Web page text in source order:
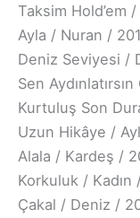
Taksim Hold’em
Ayla / Nuran /
Deniz Seviyesi /
Sen
Kurtuluş Son
Uzun Hikâye /
Alala / Kardeş /
Korkuluk / Kadın
Çakal / Deniz /